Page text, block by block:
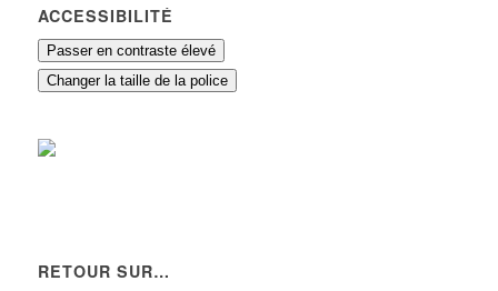
ACCESSIBILITÉ
Passer en contraste élevé
Changer la taille de la police
RETOUR SUR…